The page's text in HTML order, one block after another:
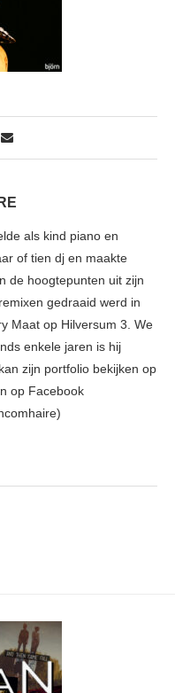
als kind piano en
of tien dj en maakte
de hoogtepunten uit zijn
gedraaid werd in
Maat op Hilversum 3. We
enkele jaren is hij
zijn portfolio bekijken op
op Facebook